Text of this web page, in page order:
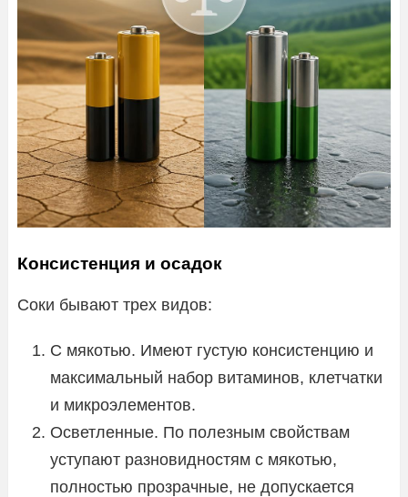
Консистенция и осадок
Соки бывают трех видов:
С мякотью. Имеют густую консистенцию и
максимальный набор витаминов, клетчатки
и микроэлементов.
Осветленные. По полезным свойствам
уступают разновидностям с мякотью,
полностью прозрачные, не допускается